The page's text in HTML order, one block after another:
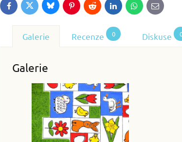
FacebookTwitterBlueskyPinterestReddit LinkedInWhatsApp
E-
mail
Galerie Recenze 0 Diskuse
Galerie